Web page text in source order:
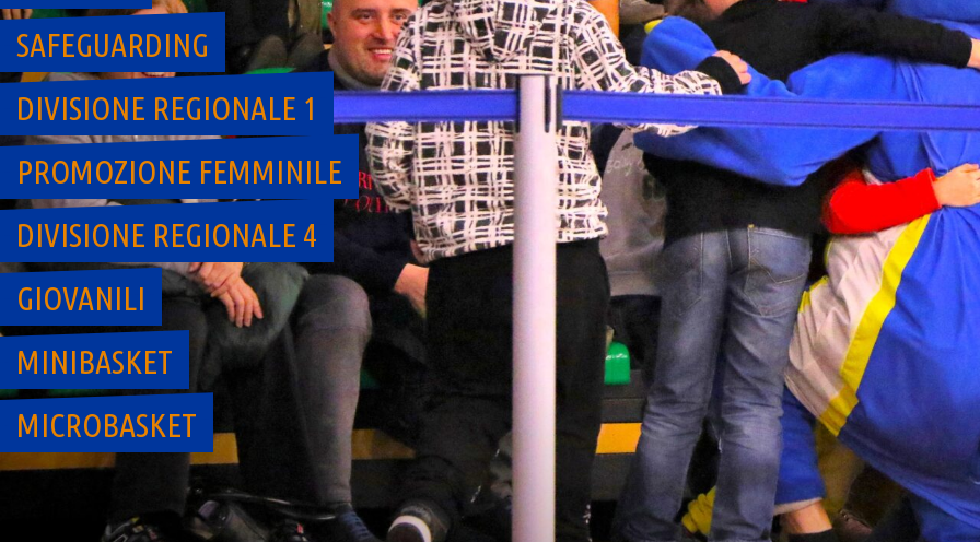
SAFEGUARDING
DIVISIONE REGIONALE 1
PROMOZIONE FEMMINILE
DIVISIONE REGIONALE 4
GIOVANILI
MINIBASKET
MICROBASKET